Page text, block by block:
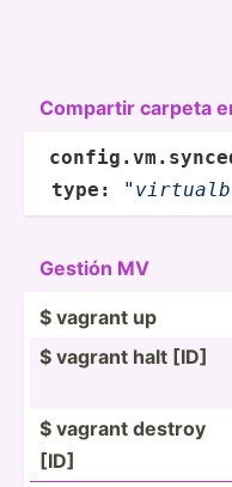
Compartir carpeta
config
type :
Gestión MV
$ vagrant up
$ vagrant halt [ID]
$ vagrant destroy
[ID]